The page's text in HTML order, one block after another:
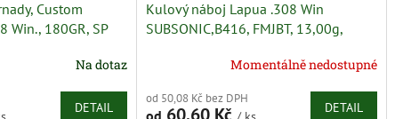
Custom
Win., 180GR, SP
Na dotaz
DETAIL
Kulový náboj Lapua .308 Win
SUBSONIC,B416, FMJBT, 13,00g,
Momentálně nedostupné
od 50,08 Kč bez DPH
od 60,60 Kč DETAIL